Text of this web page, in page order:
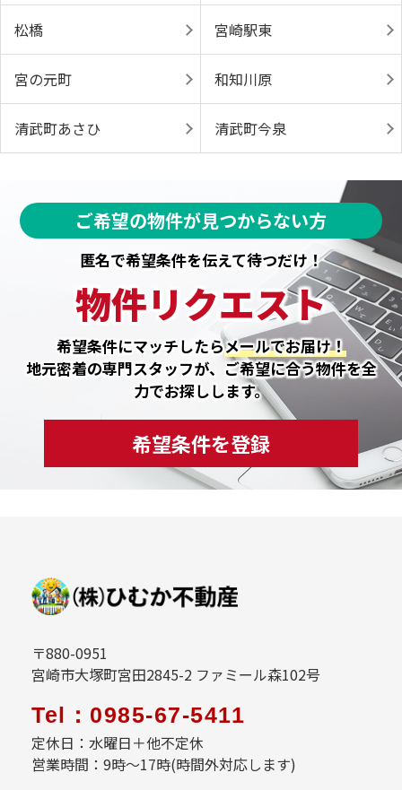
松橋 宮崎駅東
宮の元町 和知川原
清武町あさひ 清武町今泉
ご希望の物件が見つからない方
匿名で希望条件を伝えて待つだけ！
物件リクエスト
希望条件にマッチしたらメールでお届け！
地元密着の専門スタッフが、ご希望に合う物件を全
力でお探しします。
希望条件を登録
〒880-0951
宮崎市大塚町宮田2845-2 ファミール森102号
Tel：0985-67-5411
定休日：水曜日＋他不定休
営業時間：9時～17時(時間外対応します)